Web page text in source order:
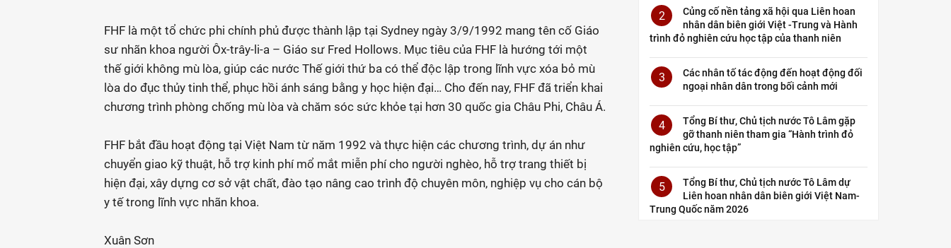
FHF là một tổ chức phi chính phủ được thành lập tại Sydney ngày 3/9/1992 mang tên cố Giáo
sư nhãn khoa người Ôx-trây-li-a – Giáo sư Fred Hollows. Mục tiêu của FHF là hướng tới một
thế giới không mù lòa, giúp các nước Thế giới thứ ba có thể độc lập trong lĩnh vực xóa bỏ mù
lòa do đục thủy tinh thể, phục hồi ánh sáng bằng y học hiện đại… Cho đến nay, FHF đã triển khai
chương trình phòng chống mù lòa và chăm sóc sức khỏe tại hơn 30 quốc gia Châu Phi, Châu Á.
FHF bắt đầu hoạt động tại Việt Nam từ năm 1992 và thực hiện các chương trình, dự án như
chuyển giao kỹ thuật, hỗ trợ kinh phí mổ mắt miễn phí cho người nghèo, hỗ trợ trang thiết bị
hiện đại, xây dựng cơ sở vật chất, đào tạo nâng cao trình độ chuyên môn, nghiệp vụ cho cán bộ
y tế trong lĩnh vực nhãn khoa.
Xuân Sơn
2
Củng cố nền tảng xã hội qua Liên hoan
nhân dân biên giới Việt -Trung và Hành
trình đỏ nghiên cứu học tập của thanh niên
3
Các nhân tố tác động đến hoạt động đối
ngoại nhân dân trong bối cảnh mới
4
Tổng Bí thư, Chủ tịch nước Tô Lâm gặp
gỡ thanh niên tham gia “Hành trình đỏ
nghiên cứu, học tập”
5
Tổng Bí thư, Chủ tịch nước Tô Lâm dự
Liên hoan nhân dân biên giới Việt Nam-
Trung Quốc năm 2026